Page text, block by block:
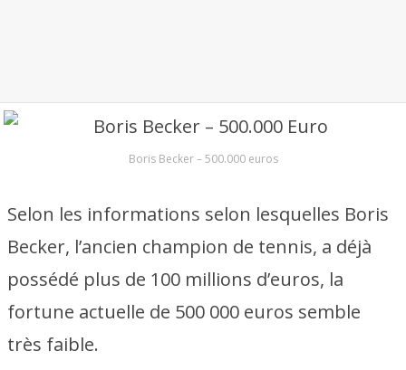
Boris Becker – 500.000 euros
Selon les informations selon lesquelles Boris
Becker, l’ancien champion de tennis, a déjà
possédé plus de 100 millions d’euros, la
fortune actuelle de 500 000 euros semble
très faible.